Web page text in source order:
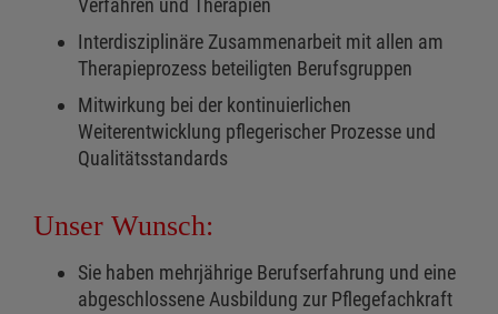
Verfahren und Therapien
Interdisziplinäre Zusammenarbeit mit allen am
Therapieprozess beteiligten Berufsgruppen
Mitwirkung bei der kontinuierlichen
Weiterentwicklung pflegerischer Prozesse und
Qualitätsstandards
Unser Wunsch:
Sie haben mehrjährige Berufserfahrung und eine
abgeschlossene Ausbildung zur Pflegefachkraft